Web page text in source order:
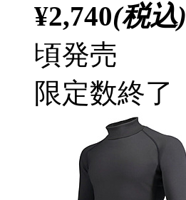
¥2,740(税込)
頃発売
限定数終了